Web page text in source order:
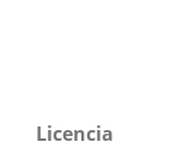
Licencia